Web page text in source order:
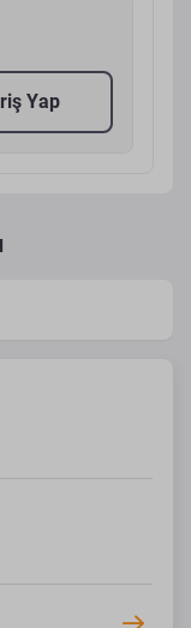
Yap